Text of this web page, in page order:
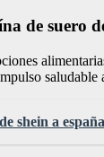
de suero
saludable
shein a españa